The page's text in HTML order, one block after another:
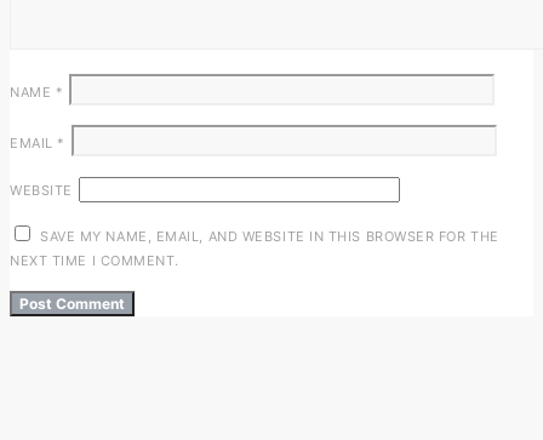
NAME *
EMAIL *
WEBSITE
SAVE MY NAME, EMAIL, AND WEBSITE IN THIS BROWSER FOR THE
NEXT TIME I COMMENT.